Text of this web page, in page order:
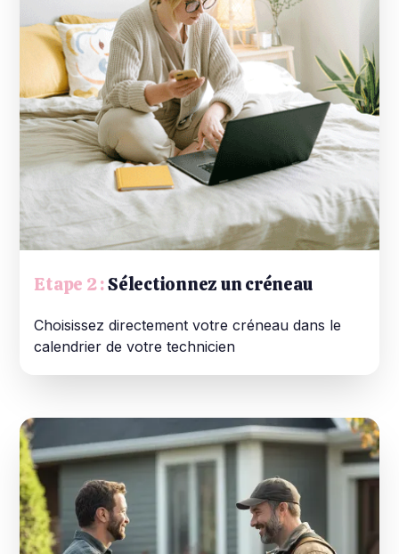
Etape 2 :Sélectionnez un créneau
Choisissez directement votre créneau dans le
calendrier de votre technicien